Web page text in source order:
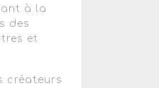
à la
des
et
créateurs